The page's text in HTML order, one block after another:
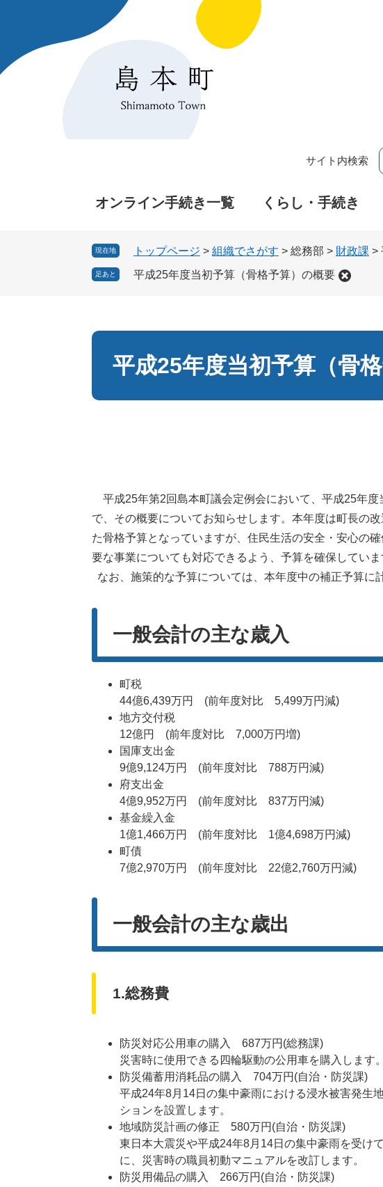
先
を
サイト内検索
オンライン手続き一覧 くらし・手続き
現在地 トップページ > 組織でさがす > 総務部 > 財政課 >
足あと 平成25年度当初予算（骨格予算）の概要
平成25年度当初予算（骨
平成25年第2回島本町議会定例会において、平成25年
で、その概要についてお知らせします。本年度は町長の
た骨格予算となっていますが、住民生活の安全・安心の
要な事業についても対応できるよう、予算を確保していま
なお、施策的な予算については、本年度中の補正予算に
一般会計の主な歳入
町税
44億6,439万円 (前年度対比 5,499万円減)
地方交付税
12億円 (前年度対比 7,000万円増)
国庫支出金
9億9,124万円 (前年度対比 788万円減)
府支出金
4億9,952万円 (前年度対比 837万円減)
基金繰入金
1億1,466万円 (前年度対比 1億4,698万円減)
町債
7億2,970万円 (前年度対比 22億2,760万円減)
一般会計の主な歳出
1.総務費
防災対応公用車の購入 687万円(総務課)
災害時に使用できる四輪駆動の公用車を購入します。
防災備蓄用消耗品の購入 704万円(自治・防災課)
平成24年8月14日の集中豪雨における浸水被害発生
ションを設置します。
地域防災計画の修正 580万円(自治・防災課)
東日本大震災や平成24年8月14日の集中豪雨を受け
に、災害時の職員初動マニュアルを改訂します。
防災用備品の購入 266万円(自治・防災課)